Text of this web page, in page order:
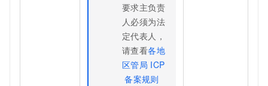
要求主负责
人必须为法
定代表人，
请查看各地
区管局 ICP
备案规则